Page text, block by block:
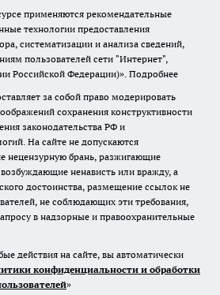
применяются рекомендательные
технологии предоставления
систематизации и анализа сведений,
пользователей сети "Интернет",
Российской Федерации)». Подробнее
за собой право модерировать
сохранения конструктивности
законодательства РФ и
На сайте не допускаются
нецензурную брань, разжигающие
ненависть или вражду, а
достоинства, размещение ссылок не
не соблюдающих эти требования,
в надзорные и правоохранительные
действия на сайте, вы автоматически
конфиденциальности и обработки
»